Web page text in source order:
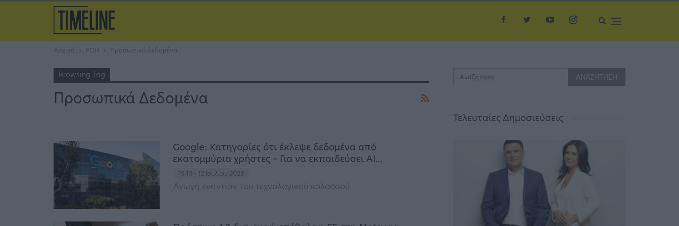
Αρχική ΡΟΗ Προσωπικά δεδομένα
Browsing Tag
Προσωπικά Δεδομένα
Google: Κατηγορίες ότι έκλεψε δεδομένα από
εκατομμύρια χρήστες – Για να εκπαιδεύσει AI…
15:10 - 12 Ιουλίου 2023
Αγωγή εναντίον του τεχνολογικού κολοσσού
Τελευταίες Δημοσιεύσεις